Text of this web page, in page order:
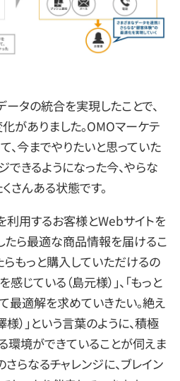
タの統合を実現したことで、
がありました。OMOマーケテ
、今までやりたいと思っていた
できるようになった今、やらな
さんある状態です。
利用するお客様とWebサイトを
たら最適な商品情報を届けるこ
らもっと購入していただけるの
じている（島元様）」、「もっと
最適解を求めていきたい。絶え
）」という言葉のように、積極
環境ができていることが伺えま
さらなるチャレンジに、ブレイン